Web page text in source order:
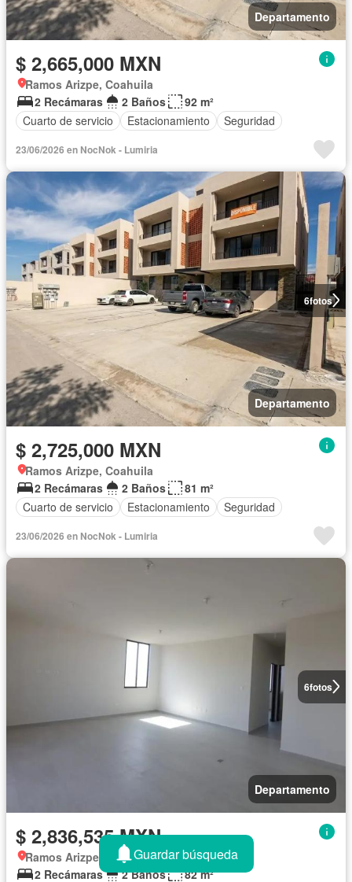
Departamento
$ 2,665,000 MXN
Ramos Arizpe, Coahuila
2 Recámaras
2 Baños
92 m²
Cuarto de servicio
Estacionamiento Seguridad
23/06/2026 en NocNok - Lumiria
6fotos
Departamento
$ 2,725,000 MXN
Ramos Arizpe, Coahuila
2 Recámaras
2 Baños
81 m²
Cuarto de servicio
Estacionamiento Seguridad
23/06/2026 en NocNok - Lumiria
6fotos
Departamento
$ 2,836,535 MXN
Ramos Arizpe, Coahuila
2 Recámaras
2 Baños 82 m²
Guardar búsqueda